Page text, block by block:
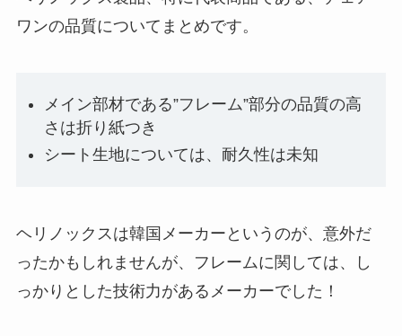
ワンの品質についてまとめです。
メイン部材である”フレーム”部分の品質の高
さは折り紙つき
シート生地については、耐久性は未知
ヘリノックスは韓国メーカーというのが、意外だ
ったかもしれませんが、フレームに関しては、し
っかりとした技術力があるメーカーでした！